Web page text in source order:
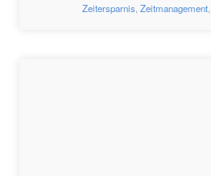
Zeitersparnis, Zeitmanagement,